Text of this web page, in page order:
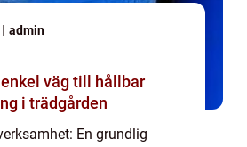
admin
i trädgården
En grundlig